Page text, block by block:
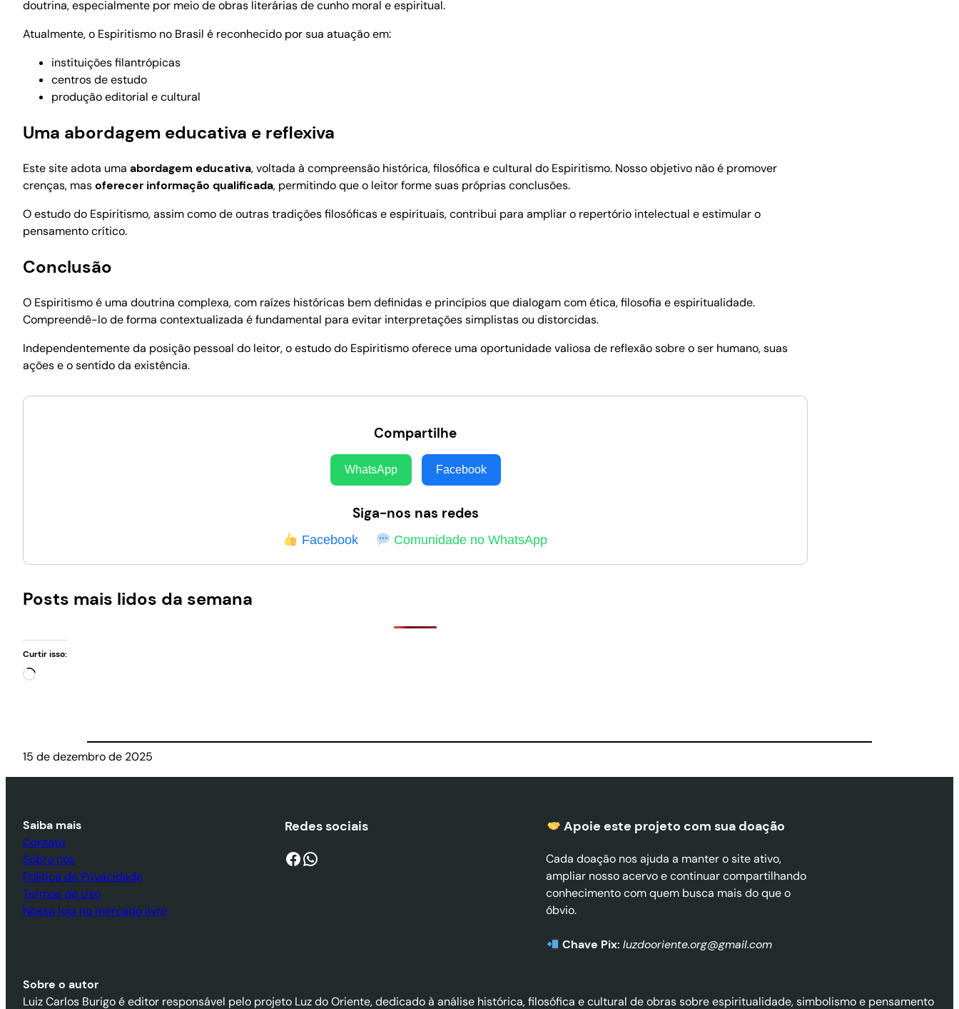
doutrina, especialmente por meio de obras literárias de cunho moral e espiritual.
Atualmente, o Espiritismo no Brasil é reconhecido por sua atuação em:
instituições filantrópicas
centros de estudo
produção editorial e cultural
Uma abordagem educativa e reflexiva
Este site adota uma abordagem educativa, voltada à compreensão histórica, filosófica e cultural do Espiritismo. Nosso objetivo não é promover
crenças, masoferecer informação qualificada, permitindo que o leitor forme suas próprias conclusões.
O estudo do Espiritismo, assim como de outras tradições filosóficas e espirituais, contribui para ampliar o repertório intelectual e estimular o
pensamento crítico.
Conclusão
O Espiritismo é uma doutrina complexa, com raízes históricas bem definidas e princípios que dialogam com ética, filosofia e espiritualidade.
Compreendê-lo de forma contextualizada é fundamental para evitar interpretações simplistas ou distorcidas.
Independentemente da posição pessoal do leitor, o estudo do Espiritismo oferece uma oportunidade valiosa de reflexão sobre o ser humano, suas
ações e o sentido da existência.
Compartilhe
WhatsApp Facebook
Siga-nos nas redes
Facebook Comunidade no WhatsApp
Posts mais lidos da semana
Curtir isso:
Carregando…
15 de dezembro de 2025
Saiba mais
Contato
Sobre nós
Política de Privacidade
Termos de Uso
Nossa loja no mercado livre
Redes sociais
Facebook WhatsApp
Apoie este projeto com sua doação
Cada doação nos ajuda a manter o site ativo,
ampliar nosso acervo e continuar compartilhando
conhecimento com quem busca mais do que o
óbvio.
Chave Pix: luzdooriente.org@gmail.com
Sobre o autor
Luiz Carlos Burigo é editor responsável pelo projeto Luz do Oriente, dedicado à análise histórica, filosófica e cultural de obras sobre espiritualidade, simbolismo e pensamento